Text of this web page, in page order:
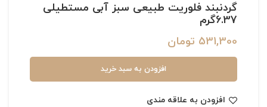
گردنبند فلوریت طبیعی سبز آبی مستطیلی
6.37گرم
531,300 تومان
افزودن به سبد خرید
افزودن به علاقه مندی